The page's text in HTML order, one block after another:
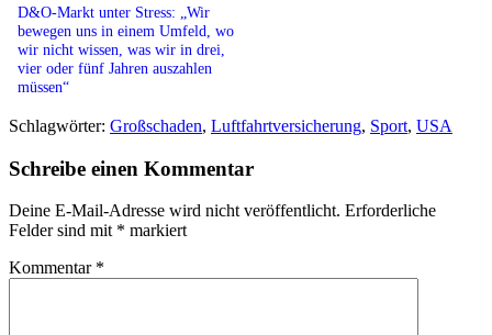
D&O-Markt unter Stress: „Wir
bewegen uns in einem Umfeld, wo
wir nicht wissen, was wir in drei,
vier oder fünf Jahren auszahlen
müssen“
Schlagwörter: Großschaden, Luftfahrtversicherung, Sport, USA
Schreibe einen Kommentar
Deine E-Mail-Adresse wird nicht veröffentlicht. Erforderliche
Felder sind mit * markiert
Kommentar *